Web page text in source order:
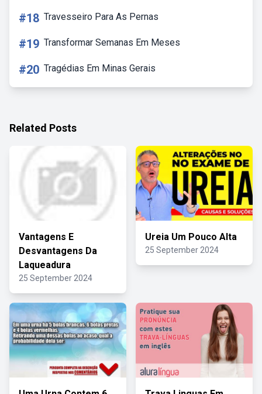
#18 Travesseiro Para As Pernas
#19 Transformar Semanas Em Meses
#20 Tragédias Em Minas Gerais
Related Posts
Vantagens E
Desvantagens Da
Laqueadura
25 September 2024
Ureia Um Pouco Alta
25 September 2024